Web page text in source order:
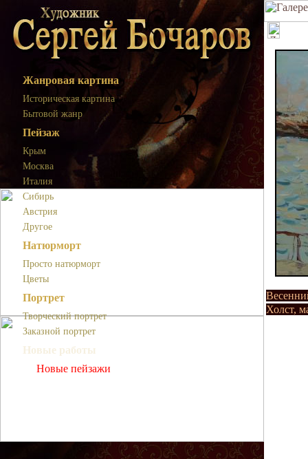
Жанровая картина
Историческая картина
Бытовой жанр
Пейзаж
Крым
Москва
Италия
Сибирь
Австрия
Другое
Натюрморт
Просто натюрморт
Цветы
Портрет
Творческий портрет
Заказной портрет
Новые работы
Новые пейзажи
Холст,